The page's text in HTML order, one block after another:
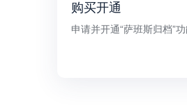
购买开通
申请并开通“萨班斯归档”功